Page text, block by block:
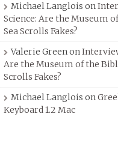
Michael Langlois on
Science: Are the Museum
Sea Scrolls Fakes?
Valerie Greenon
Are the Museum of the
Scrolls Fakes?
Michael Langlois on
Keyboard 1.2 Mac